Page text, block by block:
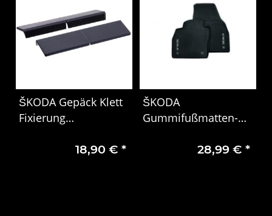
ŠKODA Gepäck Klett
Fixierung
Kofferraum Universal
18,90 € *
ŠKODA
Gummifußmatten-
Scala Schrift weiß
28,99 €*